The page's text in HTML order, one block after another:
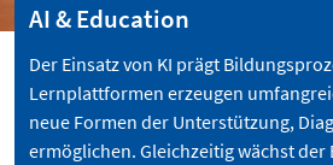
AI & Education
Der Einsatz von KI prägt
Lernplattformen erzeugen
neue Formen der Unterstützung,
ermöglichen. Gleichzeitig wächst der